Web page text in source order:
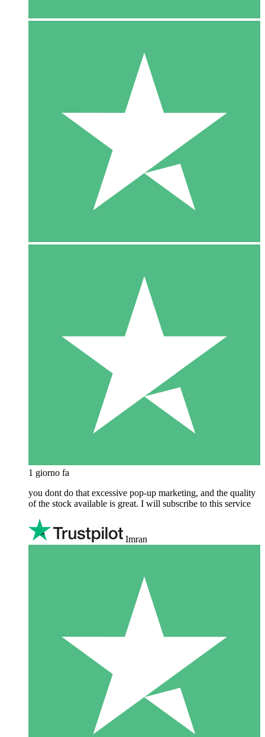
1 giorno fa
you dont do that excessive pop-up marketing, and the quality
of the stock available is great. I will subscribe to this service
Imran